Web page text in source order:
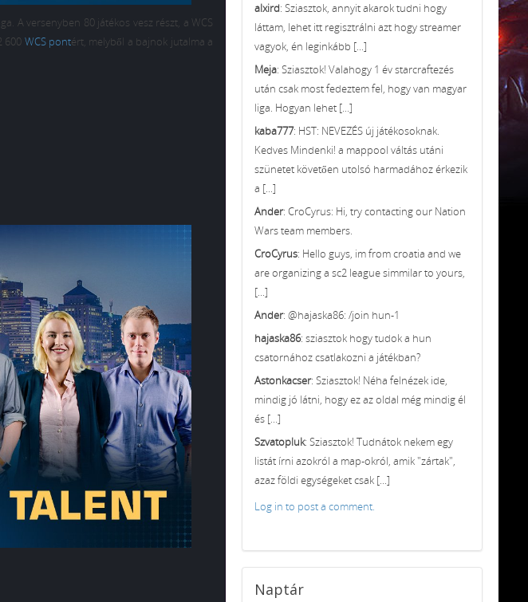
A versenyben 80 játékos vesz részt, a WCS
600 WCS pontért, melyből a bajnok jutalma a
alxird: Sziasztok, annyit akarok tudni hogy
láttam, lehet itt regisztrálni azt hogy streamer
vagyok, én leginkább [...]
Meja: Sziasztok! Valahogy 1 év starcraftezés
után csak most fedeztem fel, hogy van magyar
liga. Hogyan lehet [...]
kaba777: HST: NEVEZÉS új játékosoknak.
Kedves Mindenki! a mappool váltás utáni
szünetet követően utolsó harmadához érkezik
a [...]
Ander: CroCyrus: Hi, try contacting our Nation
Wars team members.
CroCyrus: Hello guys, im from croatia and we
are organizing a sc2 league simmilar to yours,
[...]
Ander: @hajaska86: /join hun-1
hajaska86: sziasztok hogy tudok a hun
csatornához csatlakozni a játékban?
Astonkacser: Sziasztok! Néha felnézek ide,
mindig jó látni, hogy ez az oldal még mindig él
és [...]
Szvatopluk: Sziasztok! Tudnátok nekem egy
listát írni azokról a map-okról, amik "zártak",
azaz földi egységeket csak [...]
Log in to post a comment.
Naptár